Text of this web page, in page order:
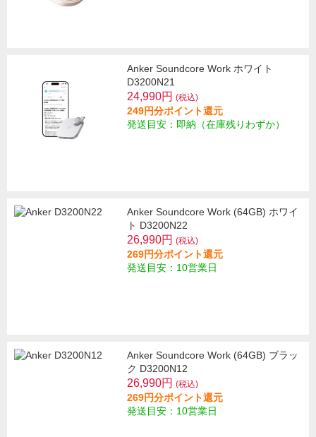
Anker Soundcore Work ホワイト
D3200N21
24,990円 (税込)
249円分ポイント還元
発送目安：即納（在庫残りわずか）
Anker Soundcore Work (64GB) ホワイ
ト D3200N22
26,990円 (税込)
269円分ポイント還元
発送目安：10営業日
Anker Soundcore Work (64GB) ブラッ
ク D3200N12
26,990円 (税込)
269円分ポイント還元
発送目安：10営業日